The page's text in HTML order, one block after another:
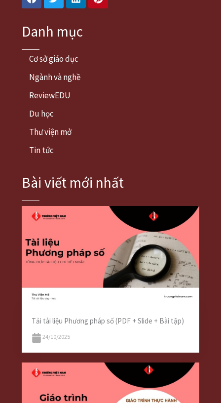
Danh mục
Cơ sở giáo dục
Ngành và nghề
ReviewEDU
Du học
Thư viện mở
Tin tức
Bài viết mới nhất
Tải tài liệu Phương pháp số (PDF + Slide + Bài tập)
24/10/2025